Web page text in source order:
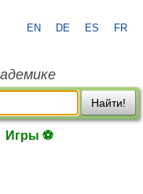
EN DE ES FR
Найти!
Игры ⚽